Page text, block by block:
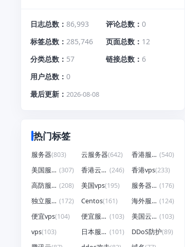
日志总数 86,993 评论总数
0
标签总数
285,746 页面总数
12
分类总数
57 链接总数
6
用户总数
0
最后更新
2026-08-08
热门标签
服务器(803) 云服务器(642) 香港服务器 (540)
美国服务器 (307) 香港云服务器 (246) 香港vps(233)
高防服务器 (208) 美国vps(195) 服务器租用 (176)
独立服务器 (172) Centos(161) 海外服务器 (124)
便宜vps(104) 便宜服务器 (103) 美国云服务器 (103)
vps(103) 日本服务器 (101) DDoS防护(89)